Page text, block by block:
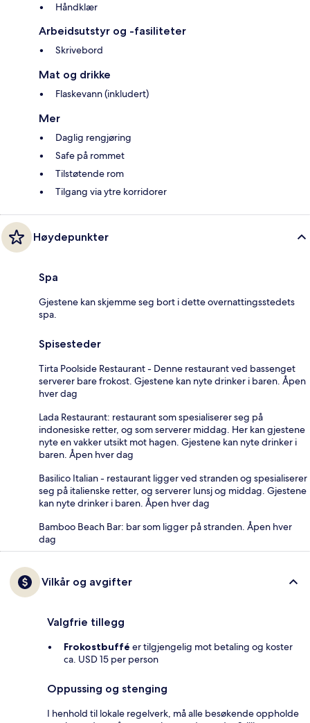
Håndklær
Arbeidsutstyr og -fasiliteter
Skrivebord
Mat og drikke
Flaskevann (inkludert)
Mer
Daglig rengjøring
Safe på rommet
Tilstøtende rom
Tilgang via ytre korridorer
Høydepunkter
Spa
Gjestene kan skjemme seg bort i dette overnattingsstedets
spa.
Spisesteder
Tirta Poolside Restaurant - Denne restaurant ved bassenget
serverer bare frokost. Gjestene kan nyte drinker i baren. Åpen
hver dag
Lada Restaurant: restaurant som spesialiserer seg på
indonesiske retter, og som serverer middag. Her kan gjestene
nyte en vakker utsikt mot hagen. Gjestene kan nyte drinker i
baren. Åpen hver dag
Basilico Italian - restaurant ligger ved stranden og spesialiserer
seg på italienske retter, og serverer lunsj og middag. Gjestene
kan nyte drinker i baren. Åpen hver dag
Bamboo Beach Bar: bar som ligger på stranden. Åpen hver
dag
Vilkår og avgifter
Valgfrie tillegg
Frokostbuffé er tilgjengelig mot betaling og koster
ca. USD 15 per person
Oppussing og stenging
I henhold til lokale regelverk, må alle besøkende oppholde